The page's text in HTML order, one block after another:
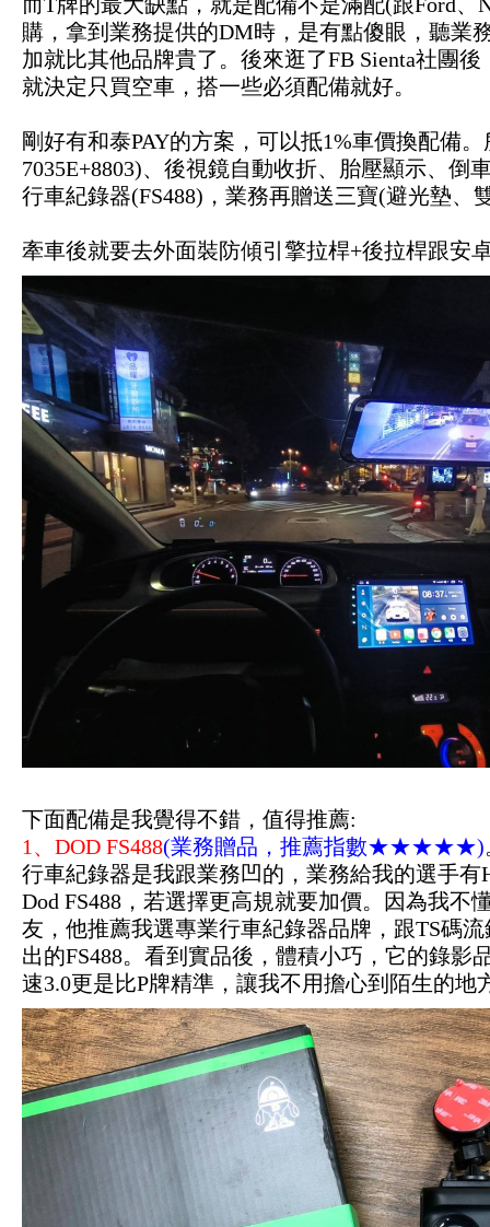
購，拿到業務提供的DM時，是有點傻眼，聽業
加就比其他品牌貴了。後來逛了FB Sienta社團
就決定只買空車，搭一些必須配備就好。
剛好有和泰PAY的方案，可以抵1%車價換配備
7035E+8803)、後視鏡自動收折、胎壓顯示、倒
行車紀錄器(FS488)，業務再贈送三寶(避光墊、
牽車後就要去外面裝防傾引擎拉桿+後拉桿跟安
下面配備是我覺得不錯，值得推薦:
1、DOD FS488(業務贈品，推薦指數★★★★★)
行車紀錄器是我跟業務凹的，業務給我的選手有
Dod FS488，若選擇更高規就要加價。因為我不
友，他推薦我選專業行車紀錄器品牌，跟TS碼
出的FS488。看到實品後，體積小巧，它的錄影
速3.0更是比P牌精準，讓我不用擔心到陌生的地